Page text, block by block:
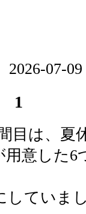
2026-07-
1
目は、夏
用意した
していま